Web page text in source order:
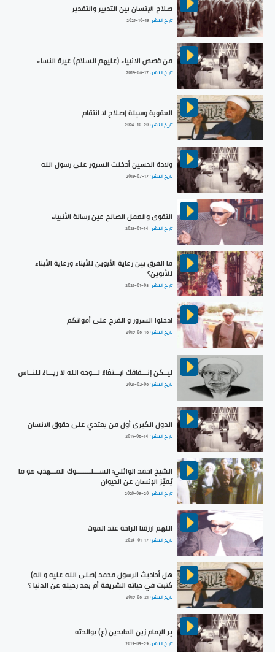
صلاح الإنسان بين التدبير والتقدير
تاريخ النشر :2025-10-19
من قصص الانبياء (عليهم السلام) غيرة النساء
تاريخ النشر :2019-06-17
العقوبة وسيلة إصلاح لا انتقام
تاريخ النشر :2024-10-20
ولادة الحسين أدخلت السرور على رسول الله
تاريخ النشر :2019-07-17
التقوى والعمل الصالح عين رسالة الأنبياء
تاريخ النشر : 2023-01-14
ما الفرق بين رعاية الأبوين للأبناء ورعاية الأبناء
للأبوين؟
تاريخ النشر :2025-01-08
ادخلوا السرور و الفرح على أمواتكم
تاريخ النشر :2019-06-16
ليــكن إنـــفاقك ابـــتغاءً لـــوجه الله لا ريـــاءً للنــاس
تاريخ النشر :2021-02-06
الدول الكبرى أول من يعتدي على حقوق الانسان
تاريخ النشر : 2019-06-14
الشيخ احمد الوائلي: الســـلــــــــوك المـــهذب هو ما
يُميّز الإنسان عن الحيوان
تاريخ النشر :2020-09-20
اللهم ارزقنا الراحة عند الموت
تاريخ النشر :2024-01-17
هل أحاديث الرسول محمد (صلى الله عليه و اله)
كتبت في حياته الشريفة أم بعد رحيله عن الدنيا ؟
تاريخ النشر :2019-06-21
بِر الإمام زين العابدين (ع) بوالدته
تاريخ النشر :2019-09-29